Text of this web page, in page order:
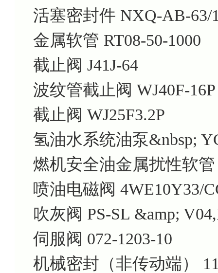
活塞密封件 NXQ-AB-63/
金属软管 RT08-50-1000
截止阀 J41J-64
波纹管截止阀 WJ40F-16P
截止阀 WJ25F3.2P
氢油水系统油泵&nbsp;
燃机安全油金属扰性软管
喷油电磁阀 4WE10Y33/
吹灰阀 PS-SL &amp;
伺服阀 072-1203-10
机械密封（非传动端）